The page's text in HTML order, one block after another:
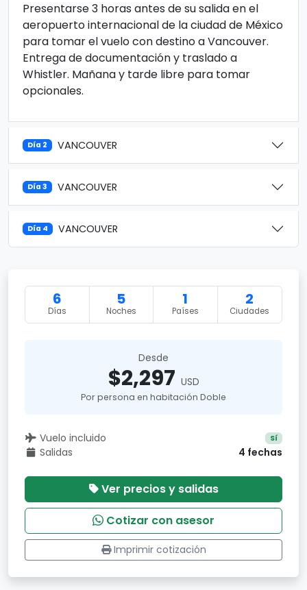
Presentarse 3 horas antes de su salida en el
aeropuerto internacional de la ciudad de México
para tomar el vuelo con destino a Vancouver.
Entrega de documentación y traslado a
Whistler. Mañana y tarde libre para tomar
opcionales.
Día 2 VANCOUVER
Día 3 VANCOUVER
Día 4 VANCOUVER
6
Días
5
Noches
1
Países
2
Ciudades
Desde
$2,297 USD
Por persona en habitación Doble
Vuelo incluido Sí
Salidas 4 fechas
Ver precios y salidas
Cotizar con asesor
Imprimir cotización